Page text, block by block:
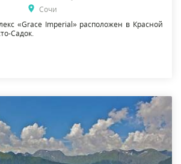
Сочи
«Grace Imperial» расположен в Красной
Садок.